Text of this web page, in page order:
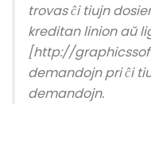
trovas ĉi tiujn
kreditan linion aŭ
[http://
demandojn pri ĉi
demandojn.